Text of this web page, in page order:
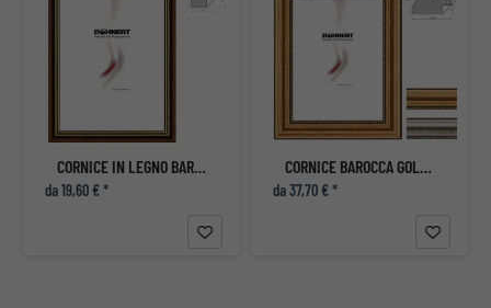
CORNICE IN LEGNO BARONS COURT
da 19,60 € *
CORNICE BAROCCA GOLDHAWK ROAD
da 37,70 € *